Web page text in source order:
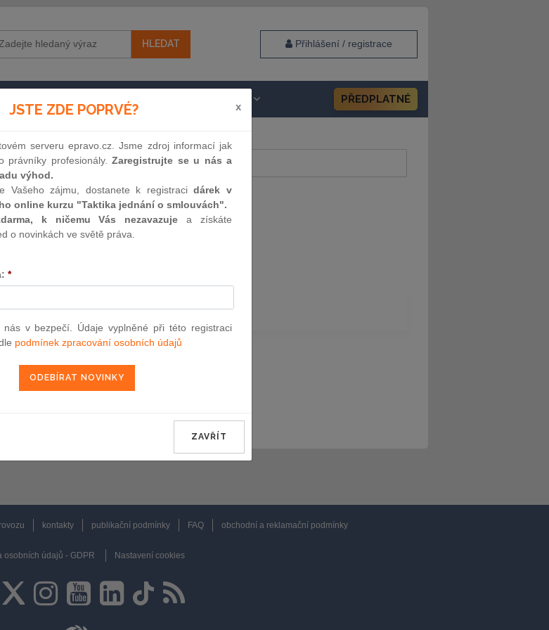
Přihlášení / registrace
AKTUÁLNĚ PŘEDPLATNÉ
kontakty publikační podmínky FAQ obchodní a reklamační podmínky
osobních údajů - GDPR Nastavení cookies
JSTE ZDE POPRVÉ? x
serveru epravo.cz. Jsme zdroj informací jak
právníky profesionály.Zaregistrujte se u nás a
výhod.
Vašeho zájmu, dostanete k registracidárek v
online kurzu "Taktika jednání o smlouvách".
k ničemu Vás nezavazuje a získáte
o novinkách ve světě práva.
*
v bezpečí. Údaje vyplněné při této registraci
podmínek zpracování osobních údajů
ZAVŘÍT